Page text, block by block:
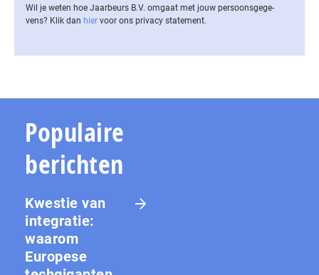
Wil je weten hoe Jaarbeurs B.V. omgaat met jouw per­soons­ge­ge­
vens? Klik dan hier voor ons privacy statement.
Populaire
berichten
Kwestie van
integratie:
waarom
Europese